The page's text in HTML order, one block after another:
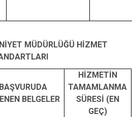
MÜDÜRLÜĞÜ HİZMET
BAŞVURUDA
BELGELER
HİZMETİN
TAMAMLANMA
SÜRESİ (EN
GEÇ)